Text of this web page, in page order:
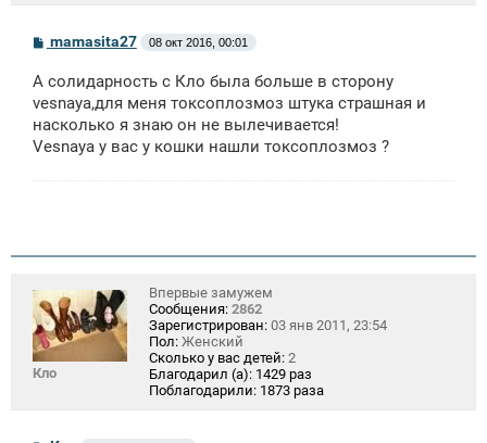
С
б
щ
н
и
mamasita27 08 окт 2016, 00:01
А солидарность с Кло была больше в сторону
vesnaya,для меня токсоплозмоз штука страшная и
насколько я знаю он не вылечивается!
Vesnaya у вас у кошки нашли токсоплозмоз ?
Кло
Впервые замужем
Сообщения: 2862
Зарегистрирован: 03 янв 2011, 23:54
Пол: Женский
Сколько у вас детей: 2
Благодарил (а): 1429 раз
Поблагодарили: 1873 раза